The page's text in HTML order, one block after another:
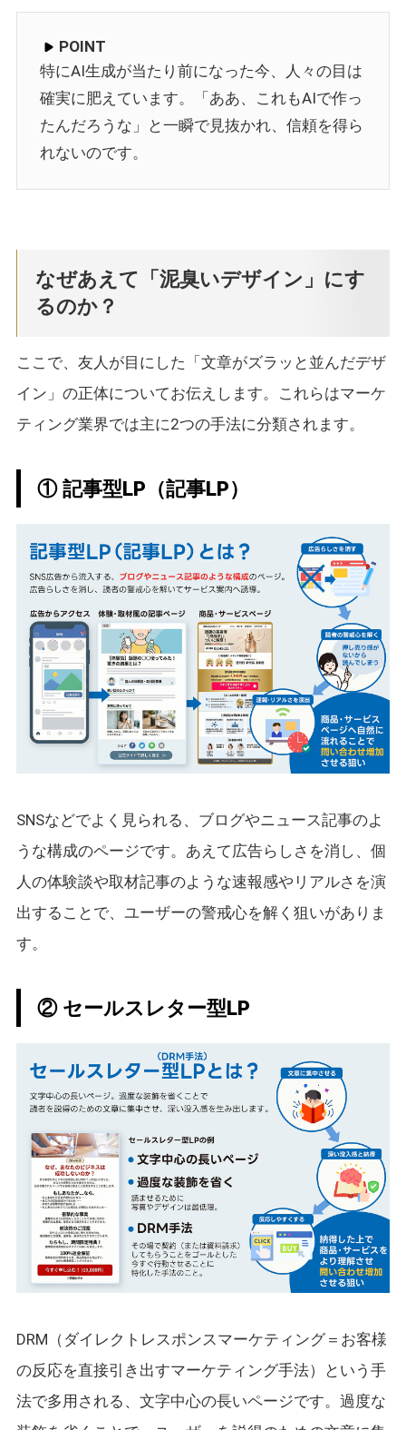
POINT
特にAI生成が当たり前になった今、人々の目は
確実に肥えています。「ああ、これもAIで作っ
たんだろうな」と一瞬で見抜かれ、信頼を得ら
れないのです。
なぜあえて「泥臭いデザイン」にす
るのか？
ここで、友人が目にした「文章がズラッと並んだデザ
イン」の正体についてお伝えします。これらはマーケ
ティング業界では主に2つの手法に分類されます。
① 記事型LP（記事LP）
SNSなどでよく見られる、ブログやニュース記事のよ
うな構成のページです。あえて広告らしさを消し、個
人の体験談や取材記事のような速報感やリアルさを演
出することで、ユーザーの警戒心を解く狙いがありま
す。
② セールスレター型LP
DRM（ダイレクトレスポンスマーケティング＝お客様
の反応を直接引き出すマーケティング手法）という手
法で多用される、文字中心の長いページです。過度な